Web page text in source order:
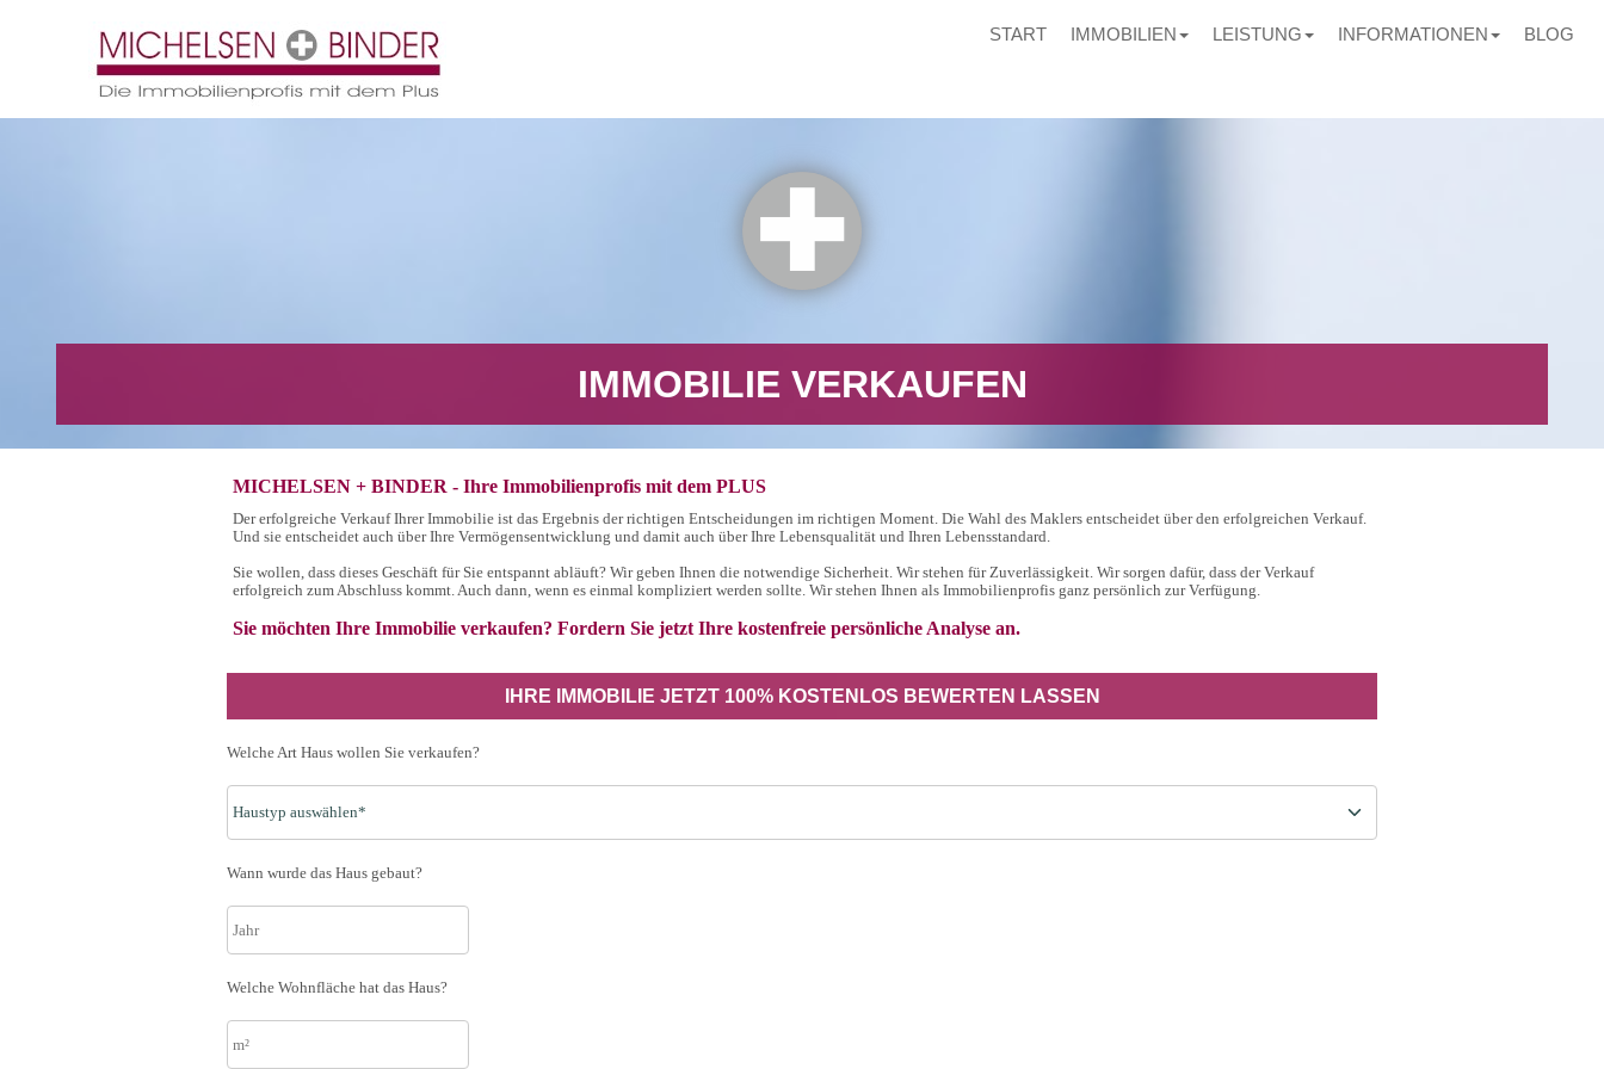
START IMMOBILIEN LEISTUNG INFORMATIONEN BLOG
IMMOBILIE VERKAUFEN
MICHELSEN + BINDER - Ihre Immobilienprofis mit dem PLUS
Der erfolgreiche Verkauf Ihrer Immobilie ist das Ergebnis der richtigen Entscheidungen im richtigen Moment. Die Wahl des Maklers entscheidet über den erfolgreichen Verkauf.
Und sie entscheidet auch über Ihre Vermögensentwicklung und damit auch über Ihre Lebensqualität und Ihren Lebensstandard.
Sie wollen, dass dieses Geschäft für Sie entspannt abläuft? Wir geben Ihnen die notwendige Sicherheit. Wir stehen für Zuverlässigkeit. Wir sorgen dafür, dass der Verkauf
erfolgreich zum Abschluss kommt. Auch dann, wenn es einmal kompliziert werden sollte. Wir stehen Ihnen als Immobilienprofis ganz persönlich zur Verfügung.
Sie möchten Ihre Immobilie verkaufen? Fordern Sie jetzt Ihre kostenfreie persönliche Analyse an.
IHRE IMMOBILIE JETZT 100% KOSTENLOS BEWERTEN LASSEN
Welche Art Haus wollen Sie verkaufen?
Wann wurde das Haus gebaut?
Welche Wohnfläche hat das Haus?